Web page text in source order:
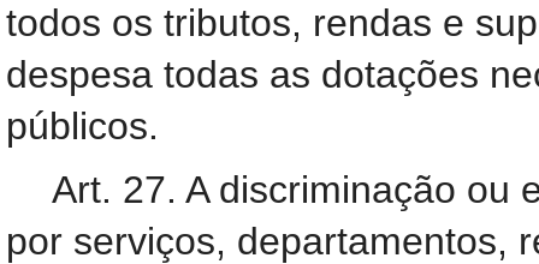
todos os tributos, rendas e
despesa todas as dotações
públicos.
Art. 27. A discriminação ou
por serviços, departamentos,